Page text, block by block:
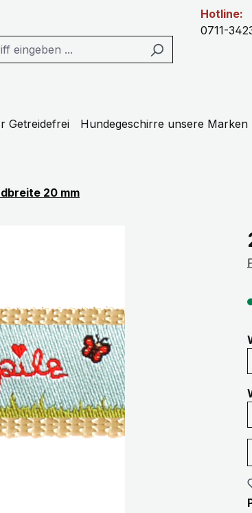
Hotline:
0711-
Getreidefrei Hundegeschirre unsere Marken
20 mm